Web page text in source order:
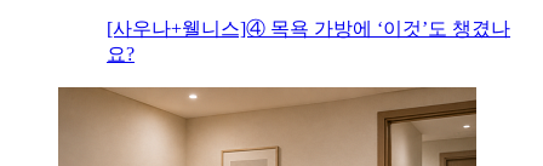
[사우나+웰니스]④ 목욕 가방에 ‘이것’도 챙겼나
요?